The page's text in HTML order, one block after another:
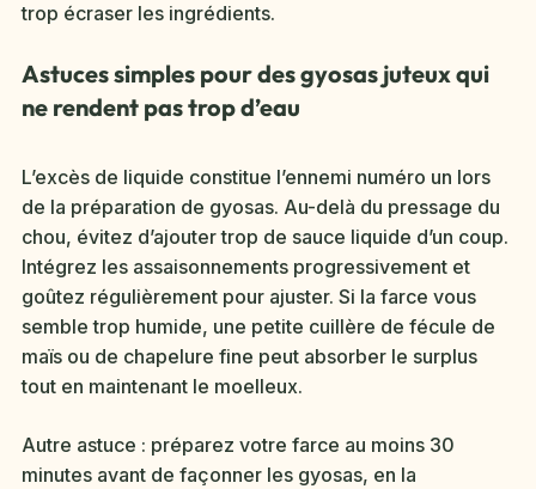
trop écraser les ingrédients.
Astuces simples pour des gyosas juteux qui
ne rendent pas trop d’eau
L’excès de liquide constitue l’ennemi numéro un lors
de la préparation de gyosas. Au-delà du pressage du
chou, évitez d’ajouter trop de sauce liquide d’un coup.
Intégrez les assaisonnements progressivement et
goûtez régulièrement pour ajuster. Si la farce vous
semble trop humide, une petite cuillère de fécule de
maïs ou de chapelure fine peut absorber le surplus
tout en maintenant le moelleux.
Autre astuce : préparez votre farce au moins 30
minutes avant de façonner les gyosas, en la